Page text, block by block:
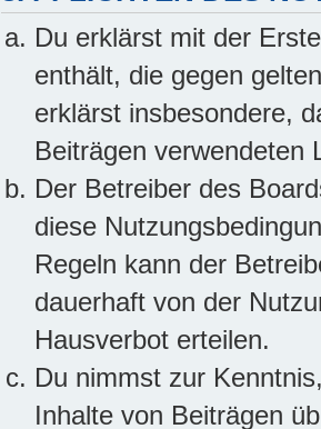
Du erklärst mit der
enthält, die gegen
erklärst insbesondere,
Beiträgen verwendeten
Der Betreiber des
diese
Regeln kann der
dauerhaft von der
Hausverbot erteilen.
Du nimmst zur
Inhalte von Beiträgen